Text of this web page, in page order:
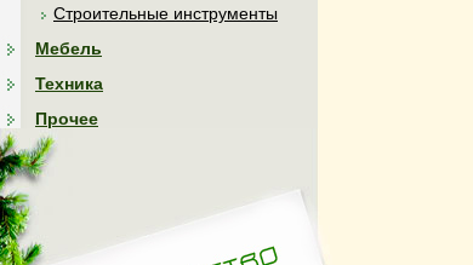
Строительные инструменты
Мебель
Техника
Прочее